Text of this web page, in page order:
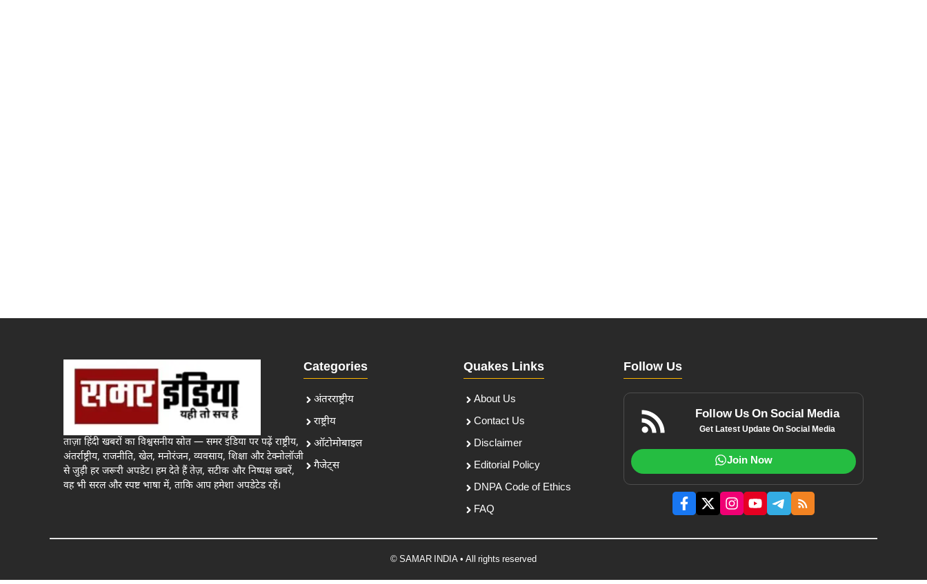
ताज़ा हिंदी खबरों का विश्वसनीय स्रोत — समर इंडिया पर पढ़ें राष्ट्रीय,
अंतर्राष्ट्रीय, राजनीति, खेल, मनोरंजन, व्यवसाय, शिक्षा और टेक्नोलॉजी
से जुड़ी हर जरूरी अपडेट। हम देते हैं तेज़, सटीक और निष्पक्ष खबरें,
वह भी सरल और स्पष्ट भाषा में, ताकि आप हमेशा अपडेटेड रहें।
Categories
अंतरराष्ट्रीय
राष्ट्रीय
ऑटोमोबाइल
गैजेट्स
Quakes Links
About Us
Contact Us
Disclaimer
Editorial Policy
DNPA Code of Ethics
FAQ
Follow Us
Follow Us On Social Media
Get Latest Update On Social Media
Join Now
© SAMAR INDIA • All rights reserved